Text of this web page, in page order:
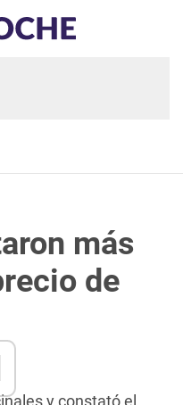
más
de
y constató el